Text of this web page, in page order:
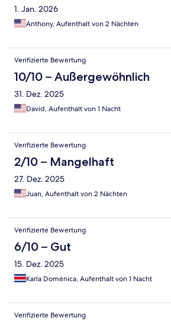
1. Jan. 2026
Anthony, Aufenthalt von 2 Nächten
Verifizierte Bewertung
10/10 – Außergewöhnlich
31. Dez. 2025
David, Aufenthalt von 1 Nacht
Verifizierte Bewertung
2/10 – Mangelhaft
27. Dez. 2025
Juan, Aufenthalt von 2 Nächten
Verifizierte Bewertung
6/10 – Gut
15. Dez. 2025
Karla Doménica, Aufenthalt von 1 Nacht
Verifizierte Bewertung